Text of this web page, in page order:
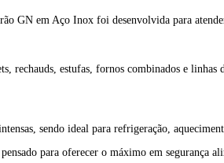
GN em Aço Inox foi desenvolvida para
estufas, fornos combinados e linhas
sendo ideal para refrigeração,
para oferecer o máximo em segurança